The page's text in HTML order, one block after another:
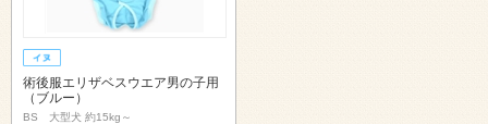
術後服エリザベスウエア男の子用
（ブルー）
BS 大型犬 約15kg～